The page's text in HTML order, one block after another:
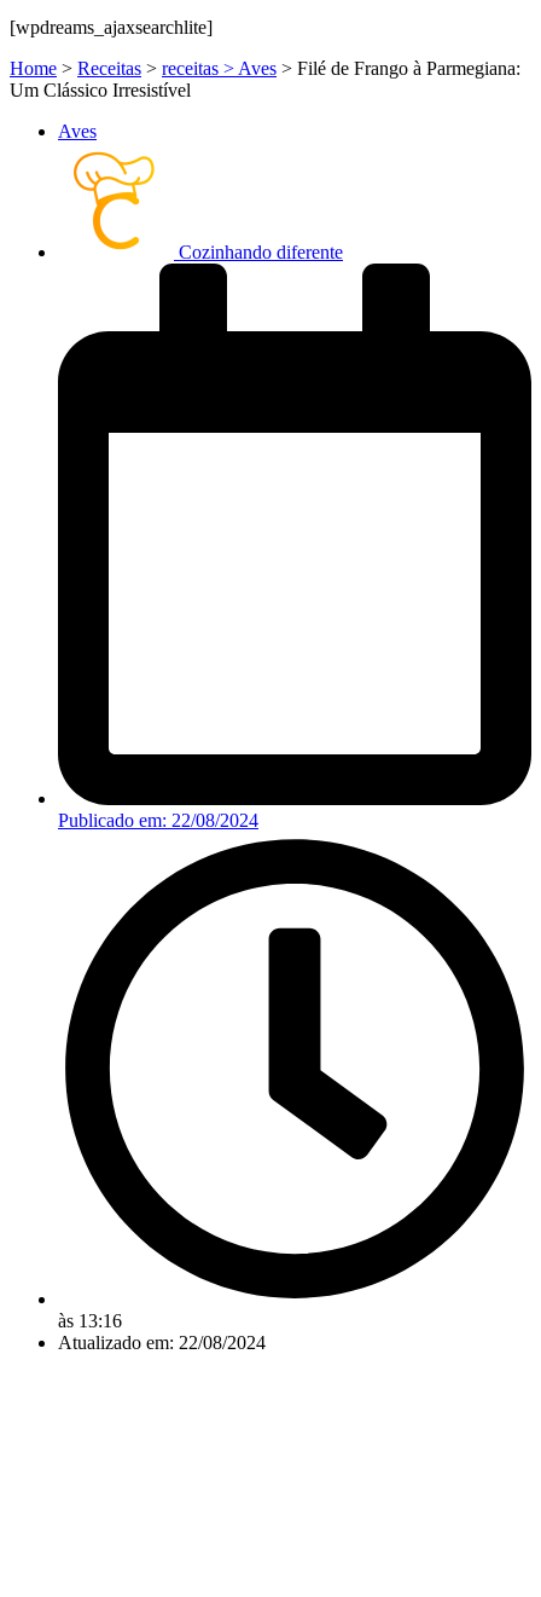
[wpdreams_ajaxsearchlite]
Home > Receitas > receitas > Aves > Filé de Frango à Parmegiana:
Um Clássico Irresistível
Aves
Cozinhando diferente
Publicado em: 22/08/2024
às 13:16
Atualizado em: 22/08/2024